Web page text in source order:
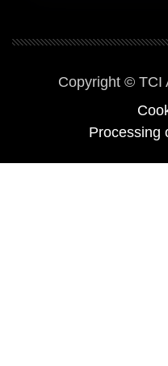
Copyright © TCI
Processing